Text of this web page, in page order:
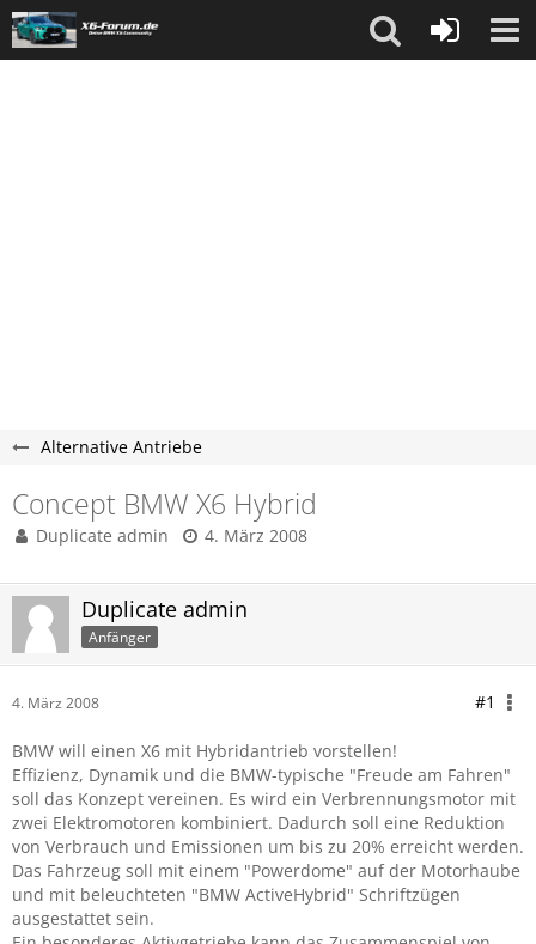
Alternative Antriebe
Concept BMW X6 Hybrid
Duplicate admin 4. März 2008
Duplicate admin
Anfänger
4. März 2008 #1
BMW will einen X6 mit Hybridantrieb vorstellen!
Effizienz, Dynamik und die BMW-typische "Freude am Fahren"
soll das Konzept vereinen. Es wird ein Verbrennungsmotor mit
zwei Elektromotoren kombiniert. Dadurch soll eine Reduktion
von Verbrauch und Emissionen um bis zu 20% erreicht werden.
Das Fahrzeug soll mit einem "Powerdome" auf der Motorhaube
und mit beleuchteten "BMW ActiveHybrid" Schriftzügen
ausgestattet sein.